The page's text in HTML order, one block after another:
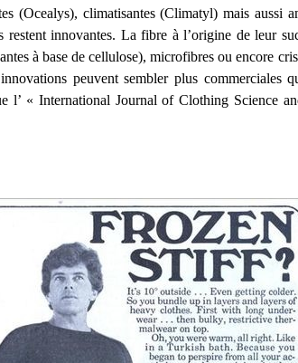
(Ocealys), climatisantes (Climatyl) mais aussi
restent innovantes. La fibre à l’origine de leur
à base de cellulose), microfibres ou encore
peuvent sembler plus commerciales
l’ « International Journal of Clothing Science